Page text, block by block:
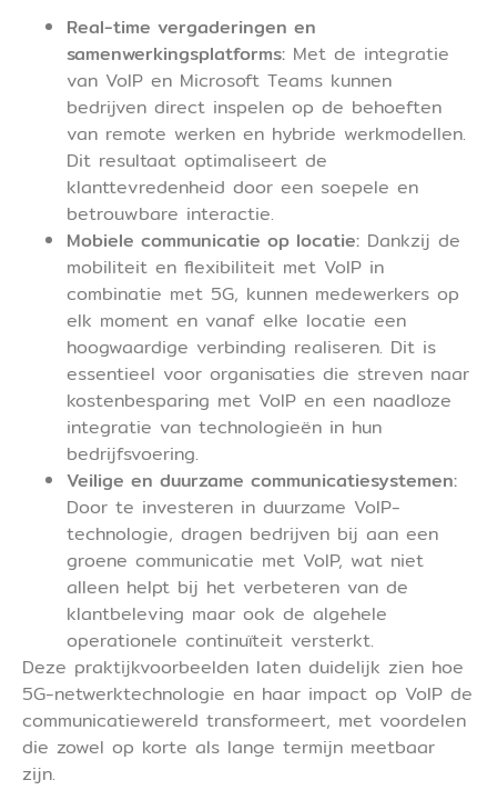
Real-time vergaderingen en
samenwerkingsplatforms: Met de integratie
van VoIP en Microsoft Teams kunnen
bedrijven direct inspelen op de behoeften
van remote werken en hybride werkmodellen.
Dit resultaat optimaliseert de
klanttevredenheid door een soepele en
betrouwbare interactie.
Mobiele communicatie op locatie: Dankzij de
mobiliteit en flexibiliteit met VoIP in
combinatie met 5G, kunnen medewerkers op
elk moment en vanaf elke locatie een
hoogwaardige verbinding realiseren. Dit is
essentieel voor organisaties die streven naar
kostenbesparing met VoIP en een naadloze
integratie van technologieën in hun
bedrijfsvoering.
Veilige en duurzame communicatiesystemen:
Door te investeren in duurzame VoIP-
technologie, dragen bedrijven bij aan een
groene communicatie met VoIP, wat niet
alleen helpt bij het verbeteren van de
klantbeleving maar ook de algehele
operationele continuïteit versterkt.
Deze praktijkvoorbeelden laten duidelijk zien hoe
5G-netwerktechnologie en haar impact op VoIP de
communicatiewereld transformeert, met voordelen
die zowel op korte als lange termijn meetbaar
zijn.